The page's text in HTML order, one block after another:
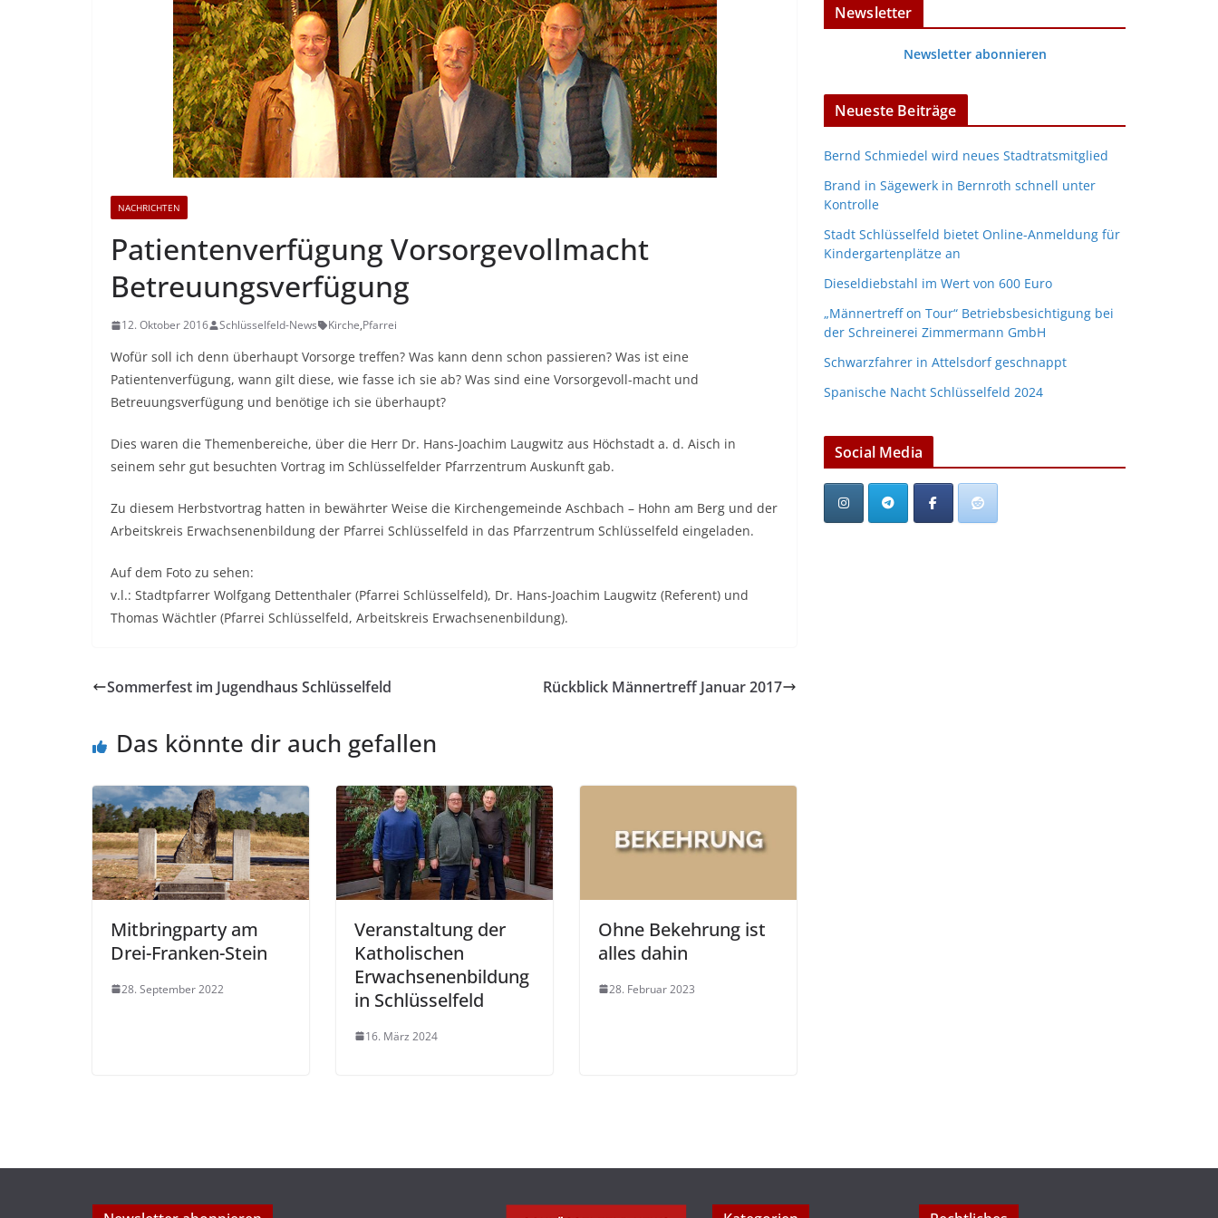
NACHRICHTEN
Patientenverfügung Vorsorgevollmacht
Betreuungsverfügung
12. Oktober 2016 Schlüsselfeld-News Kirche,Pfarrei
Wofür soll ich denn überhaupt Vorsorge treffen? Was kann denn schon passieren? Was ist eine
Patientenverfügung, wann gilt diese, wie fasse ich sie ab? Was sind eine Vorsorgevoll-macht und
Betreuungsverfügung und benötige ich sie überhaupt?
Dies waren die Themenbereiche, über die Herr Dr. Hans-Joachim Laugwitz aus Höchstadt a. d. Aisch in
seinem sehr gut besuchten Vortrag im Schlüsselfelder Pfarrzentrum Auskunft gab.
Zu diesem Herbstvortrag hatten in bewährter Weise die Kirchengemeinde Aschbach – Hohn am Berg und der
Arbeitskreis Erwachsenenbildung der Pfarrei Schlüsselfeld in das Pfarrzentrum Schlüsselfeld eingeladen.
Auf dem Foto zu sehen:
v.l.: Stadtpfarrer Wolfgang Dettenthaler (Pfarrei Schlüsselfeld), Dr. Hans-Joachim Laugwitz (Referent) und
Thomas Wächtler (Pfarrei Schlüsselfeld, Arbeitskreis Erwachsenenbildung).
Sommerfest im Jugendhaus Schlüsselfeld Rückblick Männertreff Januar 2017
Das könnte dir auch gefallen
Mitbringparty am
Drei-Franken-Stein
28. September 2022
Veranstaltung der
Katholischen
Erwachsenenbildung
in Schlüsselfeld
16. März 2024
Ohne Bekehrung ist
alles dahin
28. Februar 2023
Newsletter
Newsletter abonnieren
Neueste Beiträge
Bernd Schmiedel wird neues Stadtratsmitglied
Brand in Sägewerk in Bernroth schnell unter
Kontrolle
Stadt Schlüsselfeld bietet Online-Anmeldung für
Kindergartenplätze an
Dieseldiebstahl im Wert von 600 Euro
„Männertreff on Tour“ Betriebsbesichtigung bei
der Schreinerei Zimmermann GmbH
Schwarzfahrer in Attelsdorf geschnappt
Spanische Nacht Schlüsselfeld 2024
Social Media